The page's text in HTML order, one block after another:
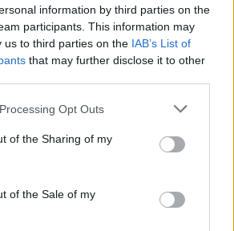
information by third parties on the
participants. This information may
us to third parties on the IAB’s List of
that may further disclose it to other
website/app uses one or more Google
or usage behaviour. You may click to
to Google and its third-party tags to
specified purposes in below Google
Opt Outs
of the Sharing of my
of the Sale of my
Έρμπαν: Χωρίζουν μετά από